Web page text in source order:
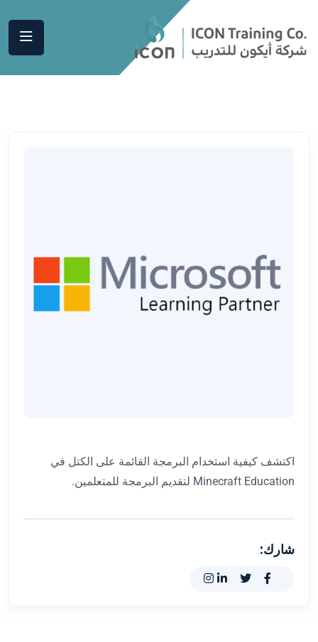
اكتشف كيفية استخدام البرمجة القائمة على الكتل في
Minecraft Education لتقديم البرمجة للمتعلمين.
شارك: